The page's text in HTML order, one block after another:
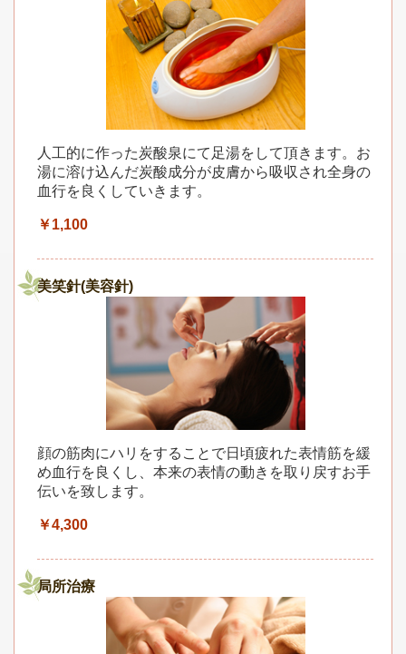
人工的に作った炭酸泉にて足湯をして頂きます。お
湯に溶け込んだ炭酸成分が皮膚から吸収され全身の
血行を良くしていきます。
￥1,100
美笑針(美容針)
顔の筋肉にハリをすることで日頃疲れた表情筋を緩
め血行を良くし、本来の表情の動きを取り戻すお手
伝いを致します。
￥4,300
局所治療